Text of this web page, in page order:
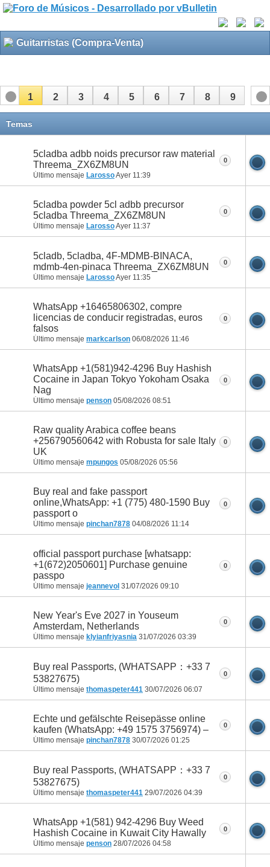
Guitarristas (Compra-Venta)
1 2 3 4 5 6 7 8 9
Temas
5cladba adbb noids precursor raw material
Threema_ZX6ZM8UN
Último mensaje LarossoAyer 11:39
0
5cladba powder 5cl adbb precursor
5cladba Threema_ZX6ZM8UN
Último mensaje LarossoAyer 11:37
0
5cladb, 5cladba, 4F-MDMB-BINACA,
mdmb-4en-pinaca Threema_ZX6ZM8UN
Último mensaje LarossoAyer 11:35
0
WhatsApp +16465806302, compre
licencias de conducir registradas, euros
falsos
Último mensaje markcarlson 06/08/2026 11:46
0
WhatsApp +1(581)942-4296 Buy Hashish
Cocaine in Japan Tokyo Yokoham Osaka
Nag
Último mensaje penson 05/08/2026 08:51
0
Raw quality Arabica coffee beans
+256790560642 with Robusta for sale Italy
UK
Último mensaje mpungos 05/08/2026 05:56
0
Buy real and fake passport
online,WhatsApp: +1 (775) 480-1590 Buy
passport o
Último mensaje pinchan7878 04/08/2026 11:14
0
official passport purchase [whatsapp:
+1(672)2050601] Purchase genuine
passpo
Último mensaje jeannevol 31/07/2026 09:10
0
New Year's Eve 2027 in Youseum
Amsterdam, Netherlands
Último mensaje klyianfriyasnia 31/07/2026 03:39
0
Buy real Passports, (WHATSAPP：+33 7
53827675)
Último mensaje thomaspeter441 30/07/2026 06:07
0
Echte und gefälschte Reisepässe online
kaufen (WhatsApp: +49 1575 3756974) –
Último mensaje pinchan7878 30/07/2026 01:25
0
Buy real Passports, (WHATSAPP：+33 7
53827675)
Último mensaje thomaspeter441 29/07/2026 04:39
0
WhatsApp +1(581) 942-4296 Buy Weed
Hashish Cocaine in Kuwait City Hawally
Último mensaje penson 28/07/2026 04:58
0